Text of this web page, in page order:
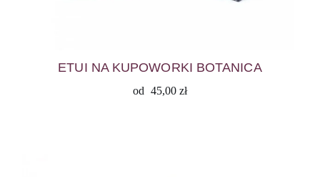
ETUI NA KUPOWORKI BOTANICA
od 45,00 zł